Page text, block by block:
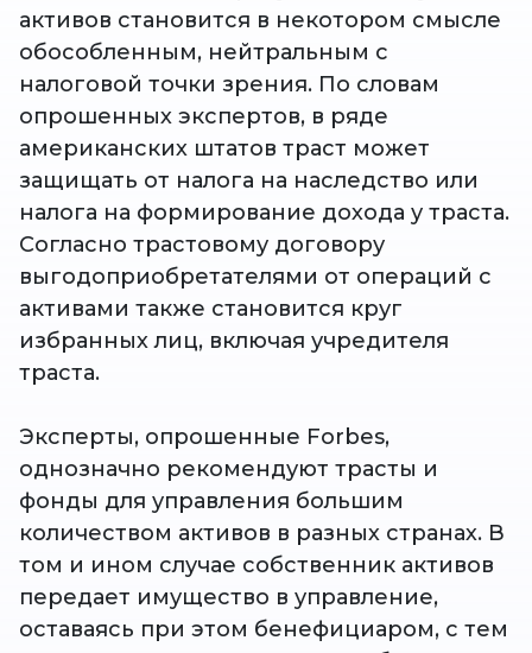
активов становится в некотором смысле
обособленным, нейтральным с
налоговой точки зрения. По словам
опрошенных экспертов, в ряде
американских штатов траст может
защищать от налога на наследство или
налога на формирование дохода у траста.
Согласно трастовому договору
выгодоприобретателями от операций с
активами также становится круг
избранных лиц, включая учредителя
траста.
Эксперты, опрошенные Forbes,
однозначно рекомендуют трасты и
фонды для управления большим
количеством активов в разных странах. В
том и ином случае собственник активов
передает имущество в управление,
оставаясь при этом бенефициаром, с тем